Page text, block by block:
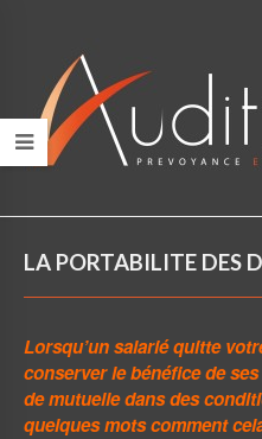
LA PORTABILITE DES
Lorsqu’un salarié quitte
conserver le bénéfice de
de mutuelle dans des
quelques mots comment